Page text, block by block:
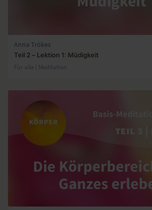
Anna Trökes
Teil 2 – Lektion 1: Müdigkeit
Für alle | Meditation